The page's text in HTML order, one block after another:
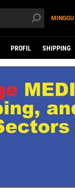
MINGGU
PROFIL SHIPPING